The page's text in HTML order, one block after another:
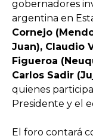
gobernadores
argentina en
Cornejo
Juan), Claudio
Figueroa
Carlos Sadir
quienes
Presidente y el
El foro contará